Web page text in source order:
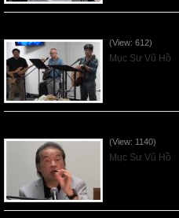
(View: 612)
Mục Sư Vũ Hồ
(View: 1140)
Mục Sư Vũ Hồ